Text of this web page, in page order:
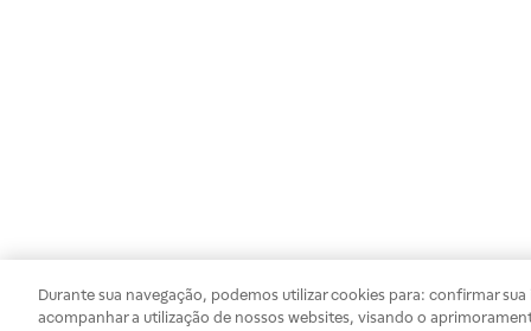
Durante sua navegação, podemos utilizar cookies para: confirmar
acompanhar a utilização de nossos websites, visando o